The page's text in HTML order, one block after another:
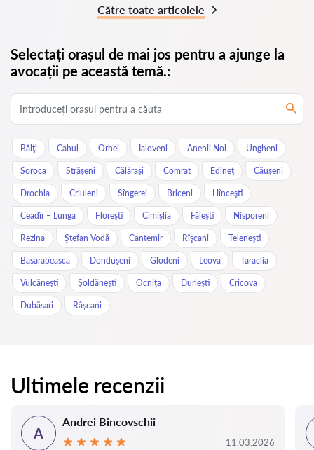
Către toate articolele
Selectați orașul de mai jos pentru a ajunge la
avocații pe această temă.:
Bălţi Cahul Orhei Ialoveni Anenii Noi Ungheni
Soroca Străşeni Călăraşi Comrat Edineţ Căuşeni
Drochia Criuleni Sîngerei Briceni Hînceşti
Ceadîr – Lunga Floreşti Cimişlia Făleşti Nisporeni
Rezina Ştefan Vodă Cantemir Rîşcani Teleneşti
Basarabeasca Donduşeni Glodeni Leova Taraclia
Vulcăneşti Şoldăneşti Ocniţa Durleşti Cricova
Dubăsari Râșcani
Ultimele recenzii
A
Andrei Bincovschii
11.03.2026